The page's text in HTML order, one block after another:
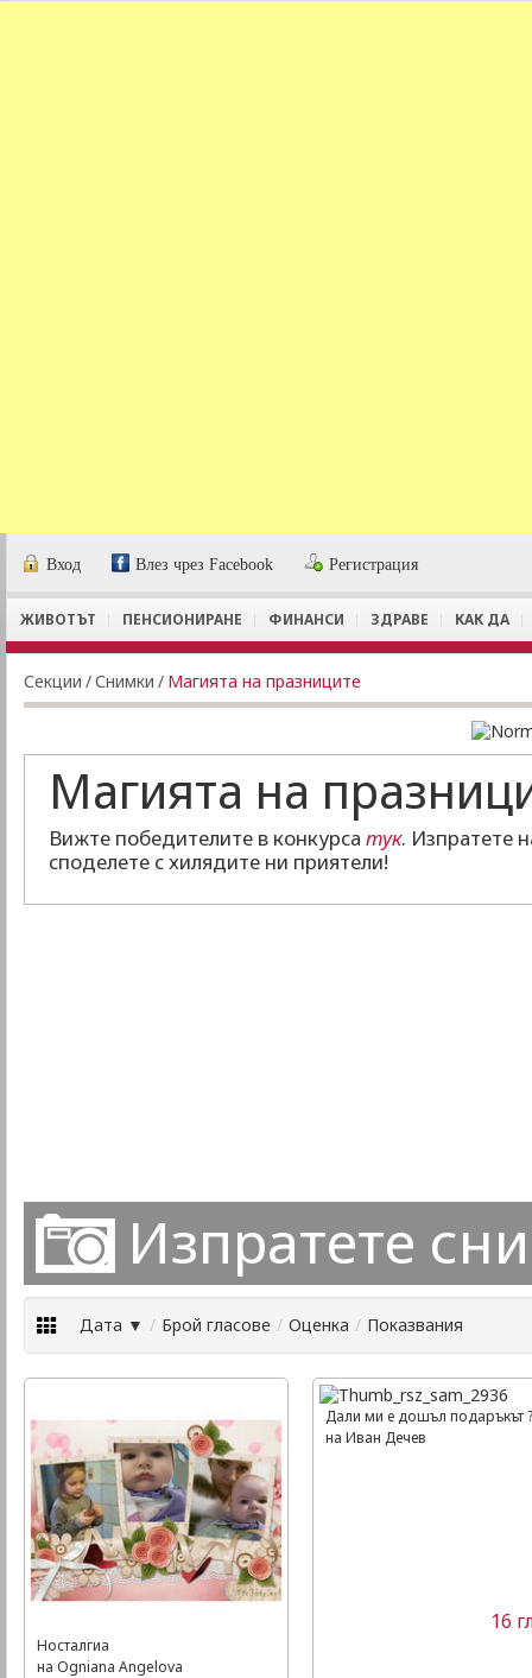
Вход Влез чрез Facebook Регистрация
ЖИВОТЪТ ПЕНСИОНИРАНЕ ФИНАНСИ ЗДРАВЕ КАК ДА
Секции /Снимки / Магията на празниците
Магията на
Вижте победителите в конкурса тук. Изпратете
споделете с хилядите ни приятели!
Изпратете
Дата ▼ / Брой гласове / Оценка / Показвания
Носталгиа
на Ogniana Angelova
Дали ми е дошъл подаръкът ?
на Иван Дечев
16